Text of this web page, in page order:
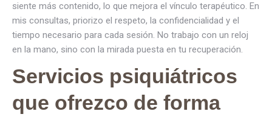
siente más contenido, lo que mejora el vínculo terapéutico. En
mis consultas, priorizo el respeto, la confidencialidad y el
tiempo necesario para cada sesión. No trabajo con un reloj
en la mano, sino con la mirada puesta en tu recuperación.
Servicios psiquiátricos
que ofrezco de forma